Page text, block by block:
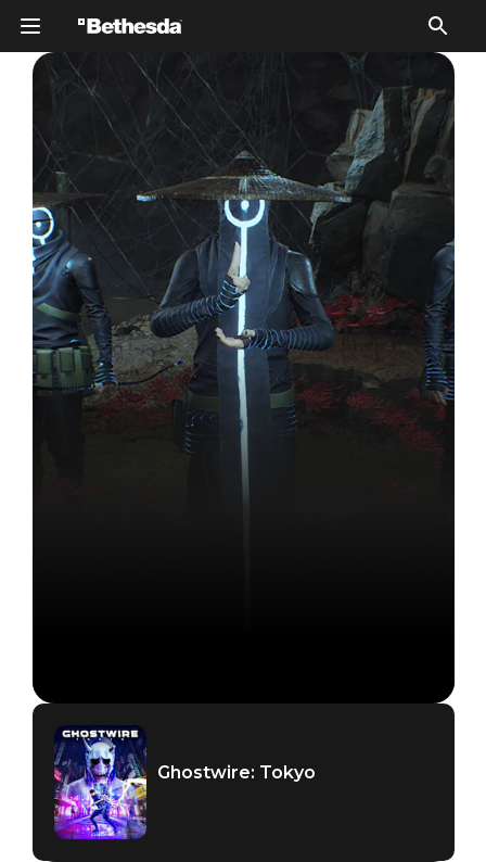
Ghostwire: Tokyo